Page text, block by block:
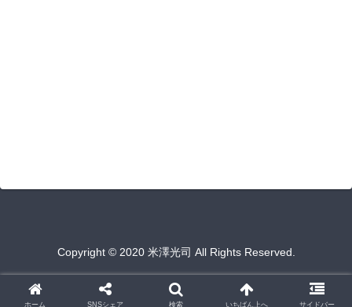
Copyright © 2020 米澤光司 All Rights Reserved.
ホーム SNSシェア 検索 いちばん上へ サイドバー